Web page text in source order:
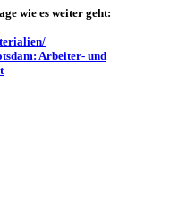
wie es weiter geht:
Arbeiter- und